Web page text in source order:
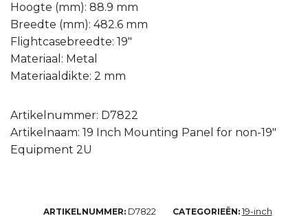
Hoogte (mm): 88.9 mm
Breedte (mm): 482.6 mm
Flightcasebreedte: 19″
Materiaal: Metal
Materiaaldikte: 2 mm
Artikelnummer: D7822
Artikelnaam: 19 Inch Mounting Panel for non-19″
Equipment 2U
ARTIKELNUMMER: D7822 CATEGORIEËN: 19-inch